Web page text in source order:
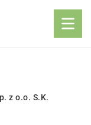
z o.o. S.K.